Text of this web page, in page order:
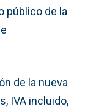
público de la
de la nueva
IVA incluido,